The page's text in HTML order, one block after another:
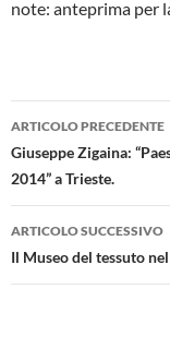
note: anteprima per
Navigazione
articolo
ARTICOLO PRECEDENTE
Giuseppe Zigaina:
2014” a Trieste.
ARTICOLO SUCCESSIVO
Il Museo del tessuto